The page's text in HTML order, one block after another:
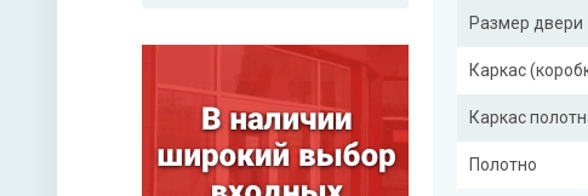
Размер двери
Каркас
Каркас
Полотно